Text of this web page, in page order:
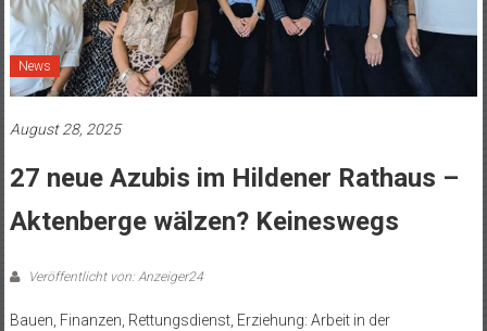
News
August 28, 2025
27 neue Azubis im Hildener Rathaus –
Aktenberge wälzen? Keineswegs
Veröffentlicht von: Anzeiger24
Bauen, Finanzen, Rettungsdienst, Erziehung: Arbeit in der